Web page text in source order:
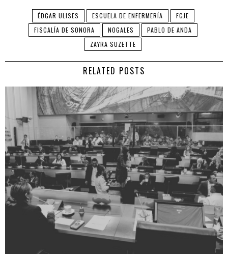
ÉDGAR ULISES ESCUELA DE ENFERMERÍA
FGJE
FISCALÍA DE SONORA
NOGALES
PABLO DE ANDA
ZAYRA SUZETTE
RELATED POSTS